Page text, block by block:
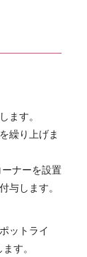
ます。
繰り上げま
ナーを設置
与します。
ットライ
す。